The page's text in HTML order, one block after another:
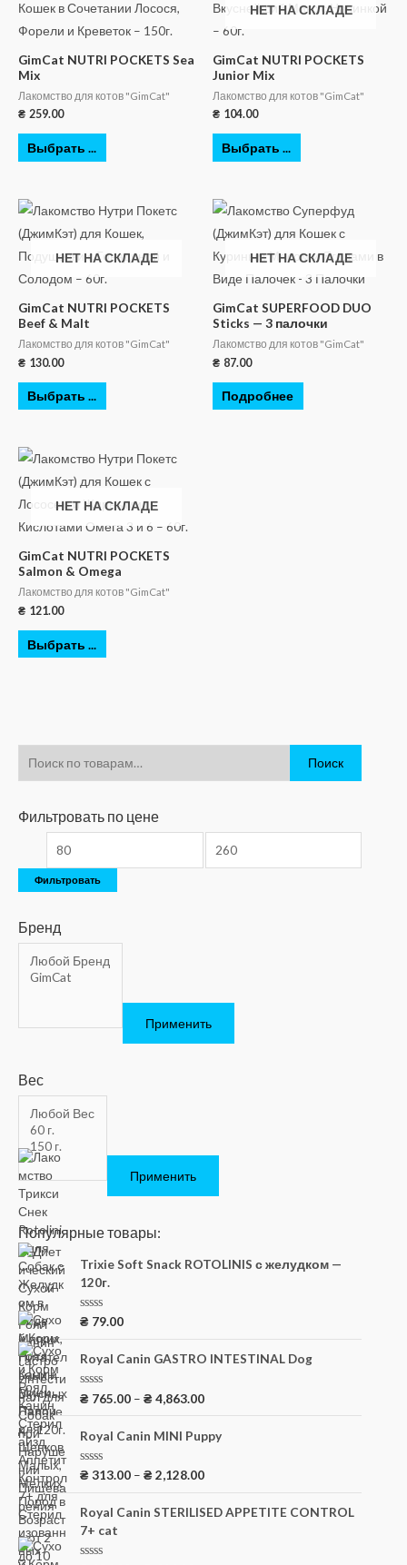
Поиск
Фильтровать по цене
Фильтровать
Бренд
Применить
Вес
Применить
Популярные товары:
Trixie Soft Snack ROTOLINIS с желудком —
120г.
О
н
к
а
0
и
₴ 79.00
Royal Canin GASTRO INTESTINAL Dog
О
н
к
а
0
и
₴ 765.00 –₴ 4,863.00
Royal Canin MINI Puppy
О
н
к
а
0
и
₴ 313.00 –₴ 2,128.00
Royal Canin STERILISED APPETITE CONTROL
7+ cat
GimCat NUTRI POCKETS Sea
Mix
Лакомство для котов "GimCat"
₴ 259.00
Выбрать ...
НЕТ НА СКЛАДЕ
GimCat NUTRI POCKETS
Junior Mix
Лакомство для котов "GimCat"
₴ 104.00
Выбрать ...
НЕТ НА СКЛАДЕ
GimCat NUTRI POCKETS
Beef & Malt
Лакомство для котов "GimCat"
₴ 130.00
Выбрать ...
НЕТ НА СКЛАДЕ
GimCat SUPERFOOD DUO
Sticks — 3 палочки
Лакомство для котов "GimCat"
₴ 87.00
Подробнее
НЕТ НА СКЛАДЕ
GimCat NUTRI POCKETS
Salmon & Omega
Лакомство для котов "GimCat"
₴ 121.00
Выбрать ...